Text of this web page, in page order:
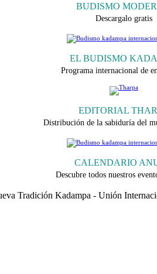
BUDISMO
Descargalo gratis
EL BUDISMO
Programa internacional de
EDITORIAL
Distribución de la sabiduría del
CALENDARIO
Descubre todos nuestros
Tradición Kadampa - Unión